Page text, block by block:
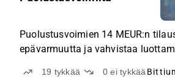
Puolustusvoimien 14 MEUR:n
epävarmuutta ja vahvistaa
19 tykkää 0ei tykkää